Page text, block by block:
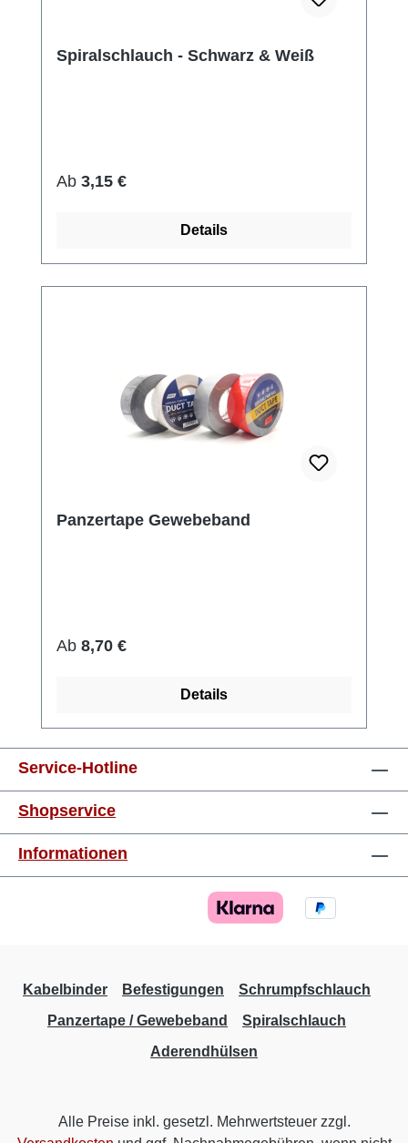
Spiralschlauch - Schwarz & Weiß
Regulärer Preis:
Ab 3,15 €
Details
Panzertape Gewebeband
Regulärer Preis:
Ab 8,70 €
Details
Service-Hotline
Shopservice
Informationen
Kabelbinder Befestigungen
Schrumpfschlauch
Panzertape / Gewebeband
Spiralschlauch
Aderendhülsen
Alle Preise inkl. gesetzl. Mehrwertsteuer zzgl.